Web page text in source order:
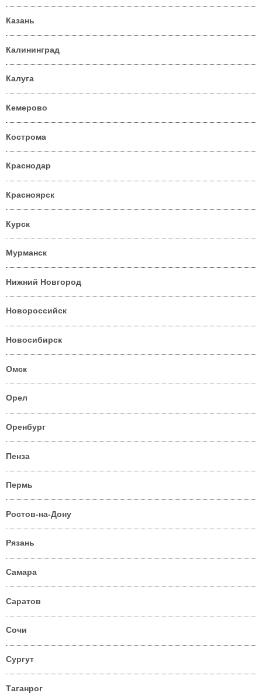
Казань
Калининград
Калуга
Кемерово
Кострома
Краснодар
Красноярск
Курск
Мурманск
Нижний Новгород
Новороссийск
Новосибирск
Омск
Орел
Оренбург
Пенза
Пермь
Ростов-на-Дону
Рязань
Самара
Саратов
Сочи
Сургут
Таганрог